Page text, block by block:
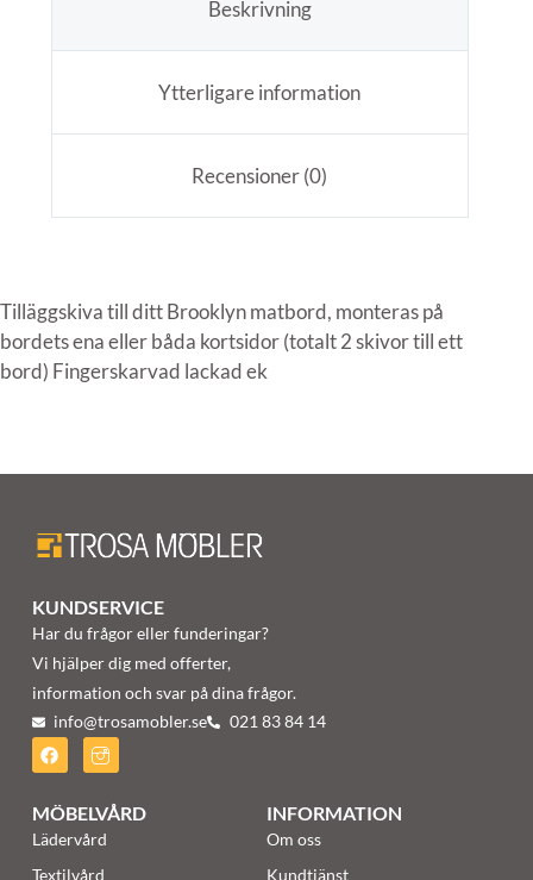
Beskrivning
Ytterligare information
Recensioner (0)
Tilläggskiva till ditt Brooklyn matbord, monteras på
bordets ena eller båda kortsidor (totalt 2 skivor till ett
bord) Fingerskarvad lackad ek
KUNDSERVICE
Har du frågor eller funderingar?
Vi hjälper dig med offerter,
information och svar på dina frågor.
info@trosamobler.se 021 83 84 14
MÖBELVÅRD
Lädervård
Textilvård
INFORMATION
Om oss
Kundtjänst